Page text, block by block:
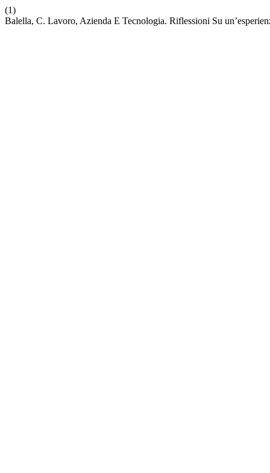
(1)
Balella, C. Lavoro, Azienda E Tecnologia. Riflessioni Su